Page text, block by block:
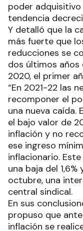
poder
tendencia
Y detalló que la
más fuerte que
reducciones se
dos últimos
2020, el primer
“En 2021-22 las
recomponer el
una nueva caída.
el bajo valor de
inflación y no
ese ingreso
inflacionario.
una baja del
octubre, una
central sindical.
En sus
propuso que
inflación se